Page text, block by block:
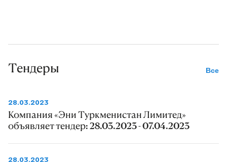
Тендеры Все
28.03.2023
Компания «Эни Туркменистан Лимитед»
объявляет тендер: 28.03.2023 - 07.04.2023
28.03.2023